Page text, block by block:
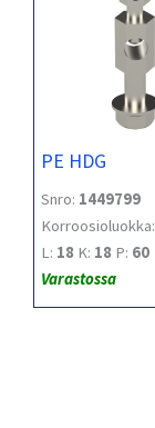
PE HDG
Snro: 1449799
Korroosioluokka:
L: 18 K: 18 P: 60
Varastossa